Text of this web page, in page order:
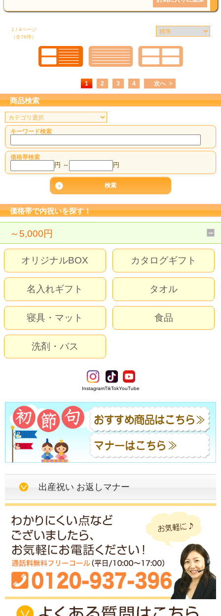
1 / 4ページ
（全76件）
1 2 3 4 次へ
商品検索
キーワード検索
価格帯検索
円 ～ 円
価格帯で内祝いを探す！
～5,000円
オリジナルBOX
名入れギフト
寝具・マット
洗剤・バス
カタログギフト
タオル
食品
InstagramTikTokYouTube
出産祝い お返しマナー